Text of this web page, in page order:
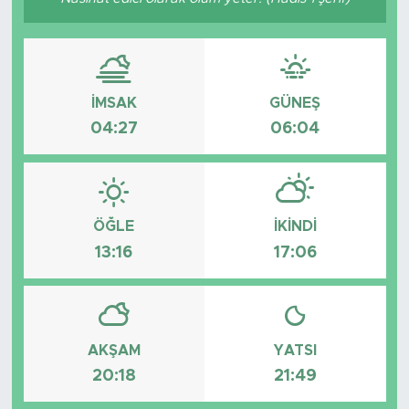
İMSAK
04:27
GÜNEŞ
06:04
ÖĞLE
13:16
İKINDI
17:06
AKŞAM
20:18
YATSI
21:49
Teknoloji
Magazin
Sektör